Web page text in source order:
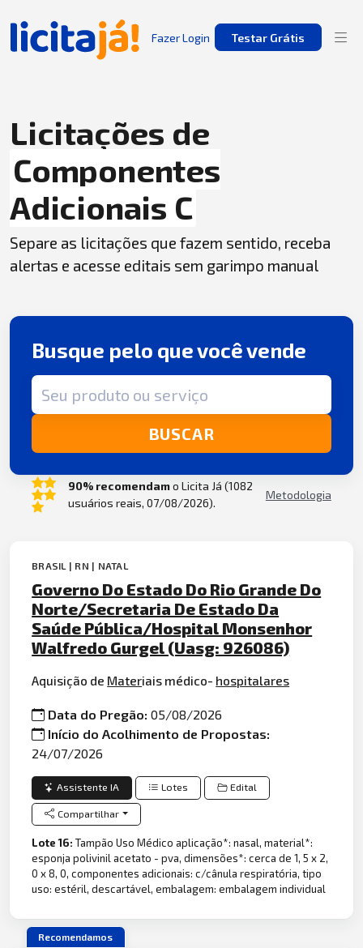
Fazer Login Testar Grátis
Licitações de
Componentes
Adicionais C
Separe as licitações que fazem sentido, receba
alertas e acesse editais sem garimpo manual
Busque pelo que você vende
Termo de busca
BUSCAR
90% recomendamo Licita Já (1082
usuários reais, 07/08/2026).
Metodologia
BRASIL | RN | NATAL
Governo Do Estado Do Rio Grande Do
Norte/Secretaria De Estado Da
Saúde Pública/Hospital Monsenhor
Walfredo Gurgel (Uasg: 926086)
Aquisição de Materiais médico- hospitalares
Data do Pregão:05/08/2026
Início do Acolhimento de Propostas:
24/07/2026
Assistente IA Lotes Edital
Compartilhar
Lote 16:Tampão Uso Médico aplicação*: nasal, material*:
esponja polivinil acetato - pva, dimensões*: cerca de 1, 5 x 2,
0 x 8, 0, componentes adicionais: c/cânula respiratória, tipo
uso: estéril, descartável, embalagem: embalagem individual
Recomendamos